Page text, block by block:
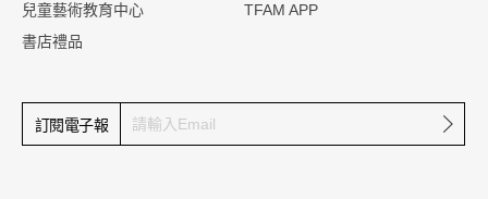
兒童藝術教育中心
書店禮品
TFAM APP
訂閱電子報 確定